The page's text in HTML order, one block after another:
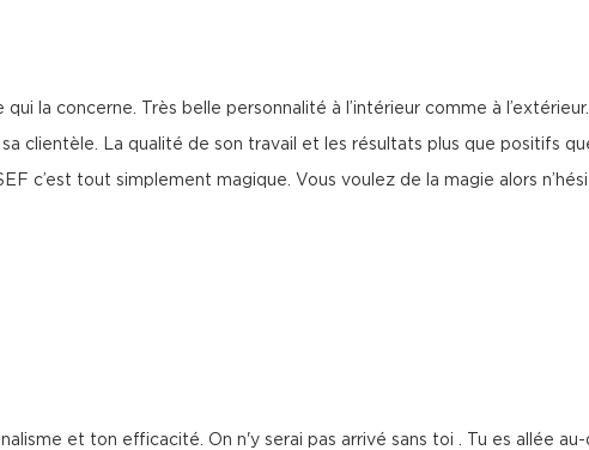
la concerne. Très belle personnalité à l’intérieur comme à
La qualité de son travail et les résultats plus que positifs
c’est tout simplement magique. Vous voulez de la magie alors
et ton efficacité. On n'y serai pas arrivé sans toi . Tu es allée